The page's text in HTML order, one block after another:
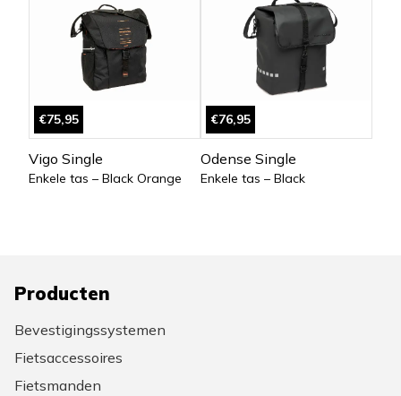
€75,95
Vigo Single
Enkele tas – Black Orange
€76,95
Odense Single
Enkele tas – Black
Producten
Bevestigingssystemen
Fietsaccessoires
Fietsmanden